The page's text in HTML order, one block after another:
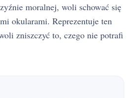
moralnej, woli schować się
okularami. Reprezentuje ten
zniszczyć to, czego nie potrafi